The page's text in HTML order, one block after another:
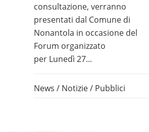
consultazione, verranno
presentati dal Comune di
Nonantola in occasione del
Forum organizzato
per Lunedì 27...
News / Notizie/ Pubblici